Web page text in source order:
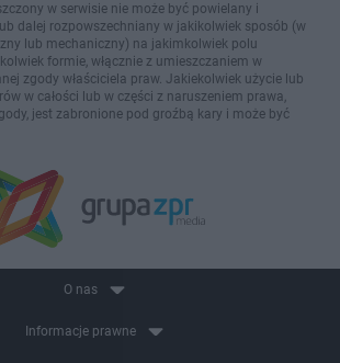
w serwisie nie może być powielany i
dalej rozpowszechniany w jakikolwiek sposób (w
lub mechaniczny) na jakimkolwiek polu
formie, włącznie z umieszczaniem w
zgody właściciela praw. Jakiekolwiek użycie lub
w całości lub w części z naruszeniem prawa,
jest zabronione pod groźbą kary i może być
O nas
Informacje prawne